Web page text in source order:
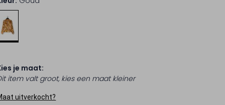
je maat:
item valt groot, kies een maat kleiner
uitverkocht?